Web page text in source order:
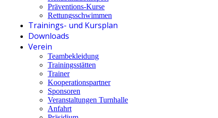
Präventions-Kurse
Rettungsschwimmen
Trainings- und Kursplan
Downloads
Verein
Teambekleidung
Trainingsstätten
Trainer
Kooperationspartner
Sponsoren
Veranstaltungen Turnhalle
Anfahrt